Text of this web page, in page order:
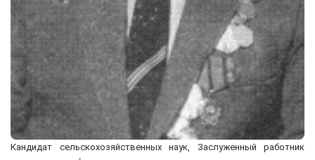
Кандидат сельскохозяйственных наук, Заслуженный работник